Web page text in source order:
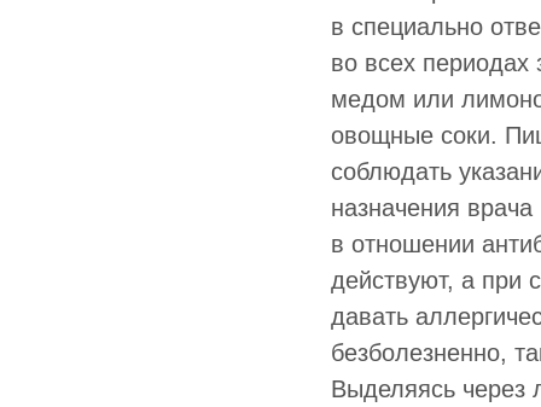
в специально
во всех периодах
медом или
овощные соки.
соблюдать
назначения
в отношении
действуют, а при
давать
безболезненно,
Выделяясь через